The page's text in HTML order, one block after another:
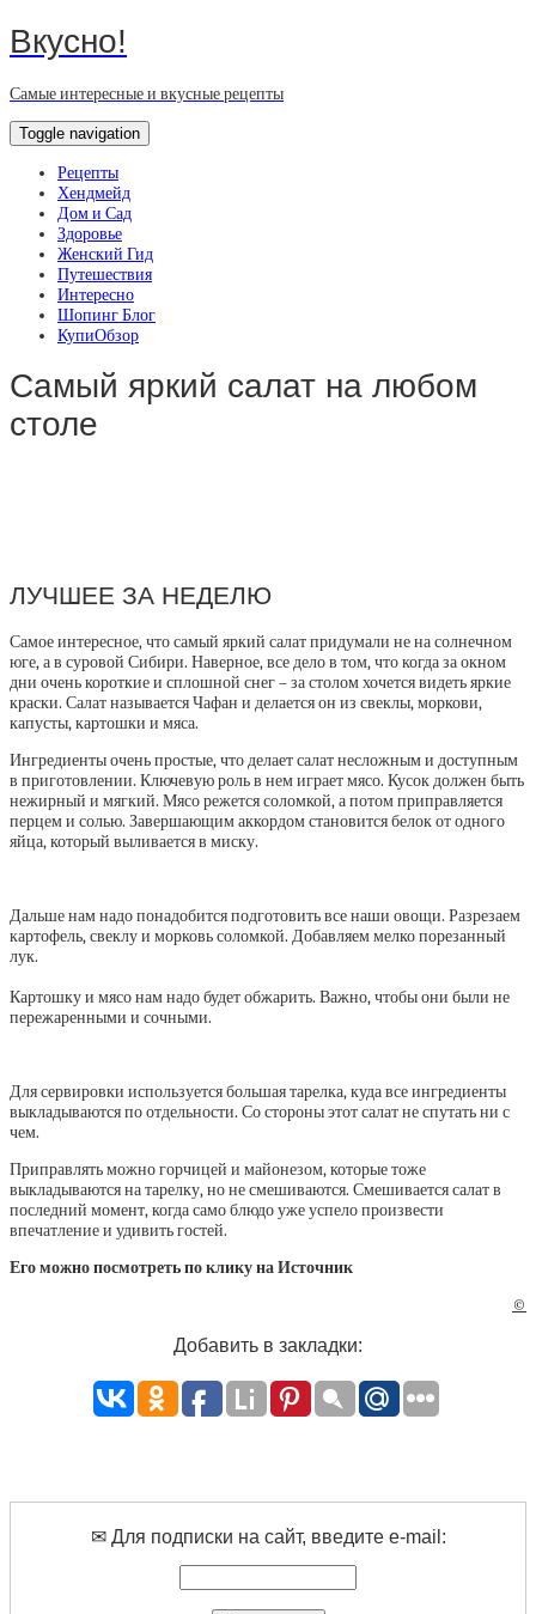
Вкусно!
Самые интересные и вкусные рецепты
Toggle navigation
Рецепты
Хендмейд
Дом и Сад
Здоровье
Женский Гид
Путешествия
Интересно
Шопинг Блог
КупиОбзор
Самый яркий салат на любом
столе
ЛУЧШЕЕ ЗА НЕДЕЛЮ
Самое интересное, что самый яркий салат придумали не на солнечном
юге, а в суровой Сибири. Наверное, все дело в том, что когда за окном
дни очень короткие и сплошной снег – за столом хочется видеть яркие
краски. Салат называется Чафан и делается он из свеклы, моркови,
капусты, картошки и мяса.
Ингредиенты очень простые, что делает салат несложным и доступным
в приготовлении. Ключевую роль в нем играет мясо. Кусок должен быть
нежирный и мягкий. Мясо режется соломкой, а потом приправляется
перцем и солью. Завершающим аккордом становится белок от одного
яйца, который выливается в миску.
Дальше нам надо понадобится подготовить все наши овощи. Разрезаем
картофель, свеклу и морковь соломкой. Добавляем мелко порезанный
лук.
Картошку и мясо нам надо будет обжарить. Важно, чтобы они были не
пережаренными и сочными.
Для сервировки используется большая тарелка, куда все ингредиенты
выкладываются по отдельности. Со стороны этот салат не спутать ни с
чем.
Приправлять можно горчицей и майонезом, которые тоже
выкладываются на тарелку, но не смешиваются. Смешивается салат в
последний момент, когда само блюдо уже успело произвести
впечатление и удивить гостей.
Его можно посмотреть по клику на Источник
©
Добавить в закладки:
✉ Для подписки на сайт, введите e-mail: